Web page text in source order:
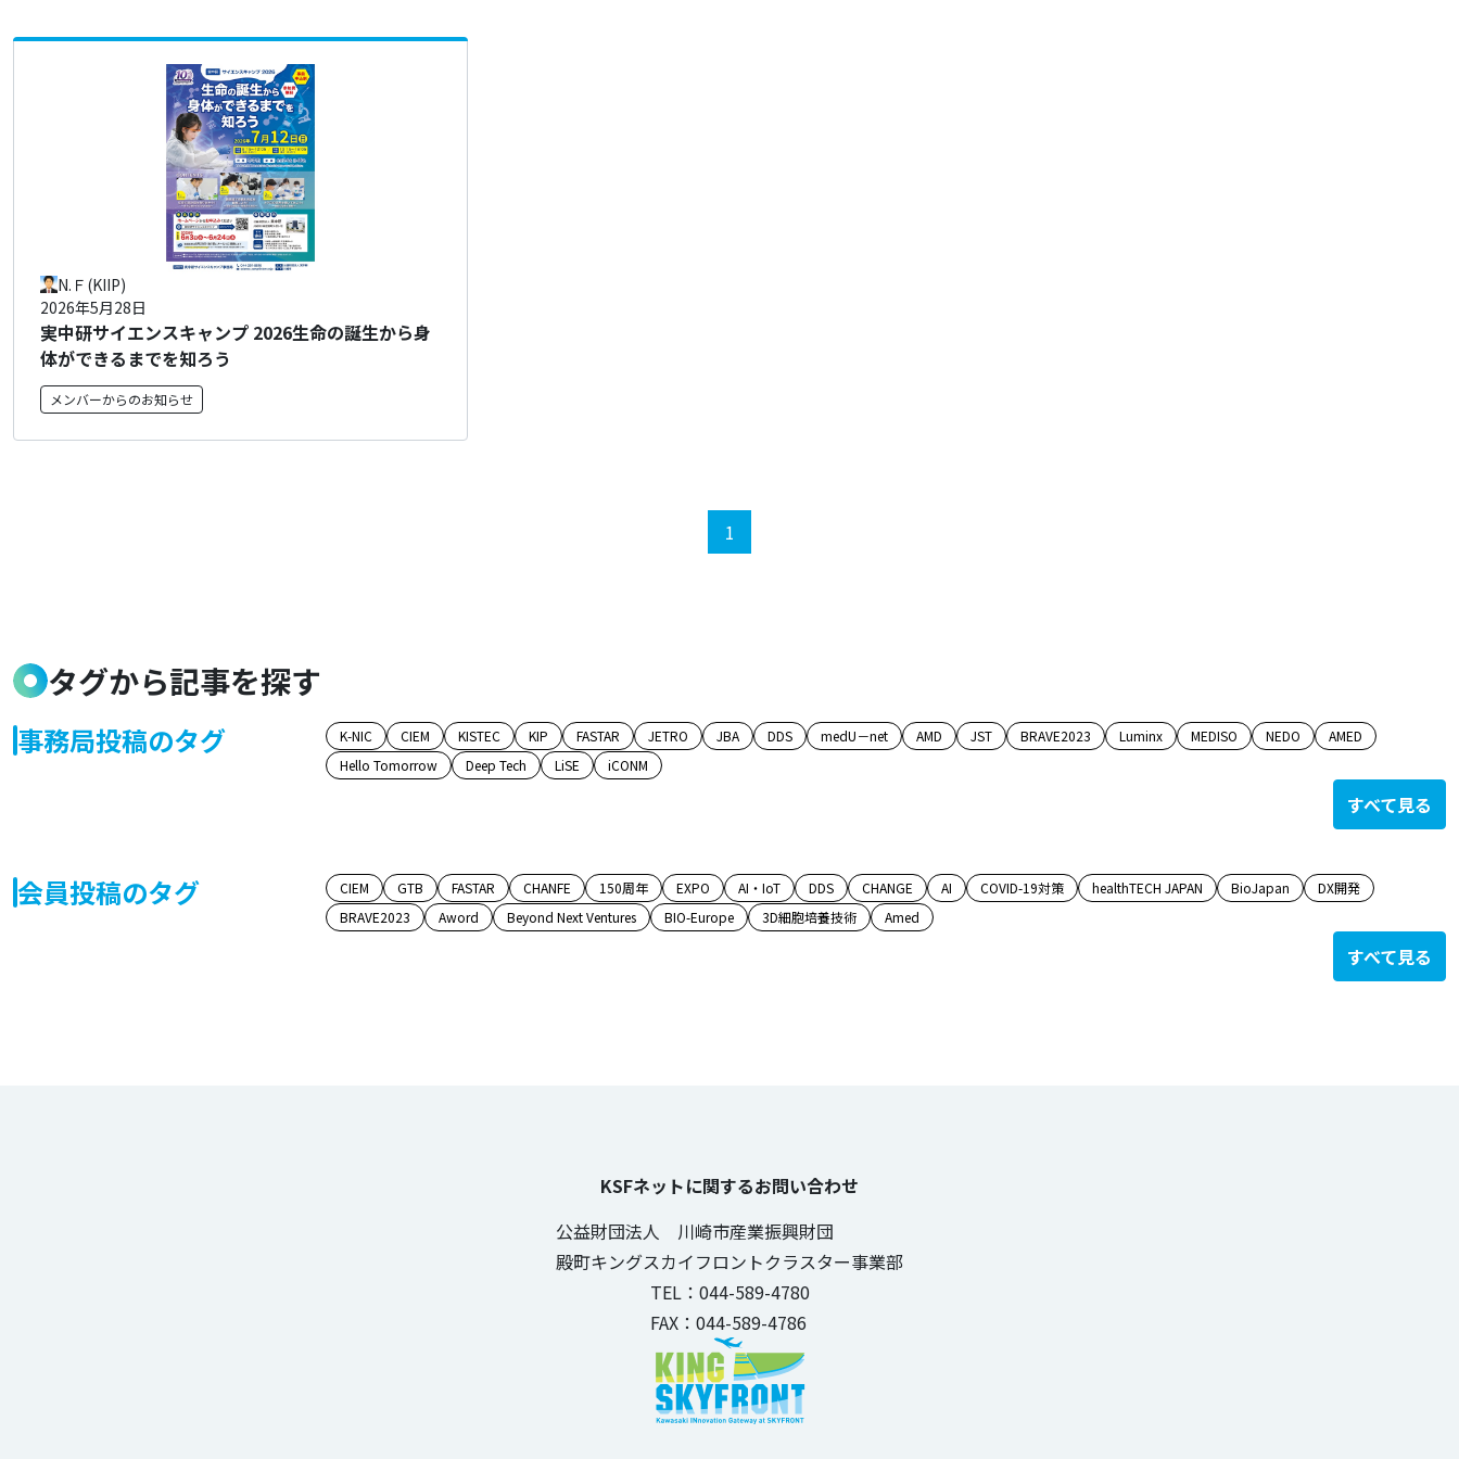
実中研サイエンスキャンプ 2026生命の誕生から身
体ができるまでを知ろう
2026年5月28日
N.Ｆ(KIIP)
メンバーからのお知らせ
1
タグから記事を探す
事務局投稿のタグ K-NIC CIEM KISTEC KIP FASTAR JETRO JBA DDS medU－net AMD JST BRAVE2023 Luminx MEDISO NEDO
AMED
Hello Tomorrow
Deep Tech LiSE iCONM
すべて見る
会員投稿のタグ CIEM GTB FASTAR CHANFE 150周年 EXPO AI・IoT DDS CHANGE AI COVID-19対策 healthTECH JAPAN BioJapan
DX開発
BRAVE2023
Aword Beyond Next Ventures BIO-Europe 3D細胞培養技術 Amed
すべて見る
KSFネットに関するお問い合わせ
公益財団法人 川崎市産業振興財団
殿町キングスカイフロントクラスター事業部
TEL：044-589-4780
FAX：044-589-4786